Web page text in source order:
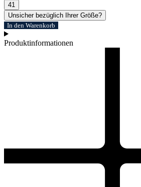
41
Unsicher bezüglich Ihrer Größe?
In den Warenkorb
Produktinformationen